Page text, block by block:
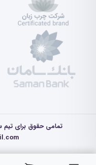
تمامی حقوق برای